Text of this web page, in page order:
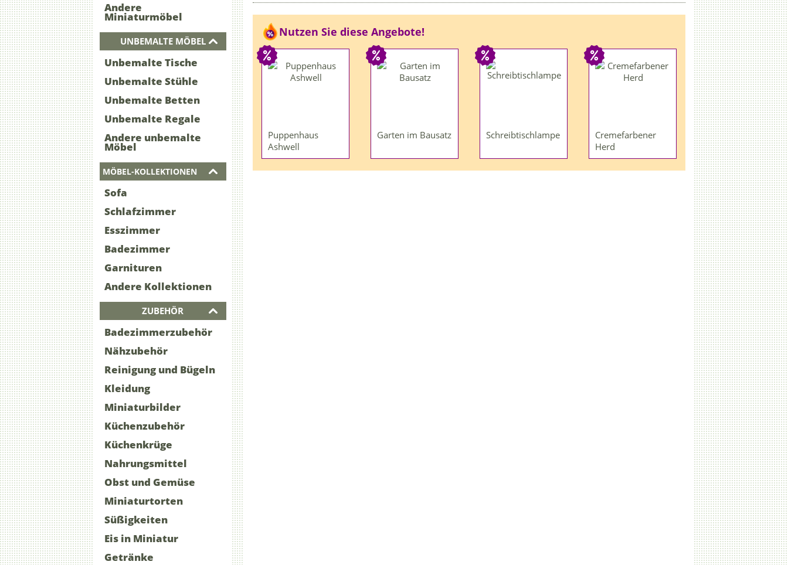
Andere
Miniaturmöbel
UNBEMALTE MÖBEL
Unbemalte Tische
Unbemalte Stühle
Unbemalte Betten
Unbemalte Regale
Andere unbemalte
Möbel
MÖBEL-KOLLEKTIONEN
Sofa
Schlafzimmer
Esszimmer
Badezimmer
Garnituren
Andere Kollektionen
ZUBEHÖR
Badezimmerzubehör
Nähzubehör
Reinigung und Bügeln
Kleidung
Miniaturbilder
Küchenzubehör
Küchenkrüge
Nahrungsmittel
Obst und Gemüse
Miniaturtorten
Süßigkeiten
Eis in Miniatur
Getränke
Nutzen Sie diese Angebote!
Puppenhaus
Ashwell
Garten im Bausatz Schreibtischlampe
Cremefarbener
Herd